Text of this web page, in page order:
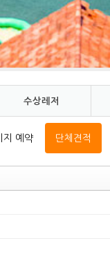
수상레저
지 예약 단체견적